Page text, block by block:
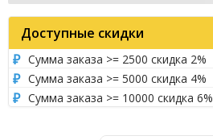
Доступные скидки
Сумма заказа >= 2500 скидка 2%
Сумма заказа >= 5000 скидка 4%
Сумма заказа >= 10000 скидка 6%